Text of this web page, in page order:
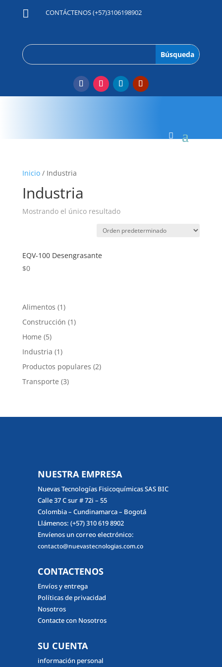
 CONTÁCTENOS (+57)3106198902
Inicio/ Industria
Industria
Mostrando el único resultado
EQV-100 Desengrasante
$0
Alimentos 11
producto
Construcción 11
Home 55
productos
Industria 11
producto
Productos populares 22
Transporte 33
NUESTRA EMPRESA
Nuevas Tecnologías Fisicoquímicas SAS BIC
Calle 37 C sur # 72i – 55
Colombia – Cundinamarca – Bogotá
Llámenos: (+57) 310 619 8902
Envíenos un correo electrónico:
contacto@nuevastecnologias.com.co
CONTACTENOS
Envíos y entrega
Políticas de privacidad
Nosotros
Contacte con Nosotros
SU CUENTA
información personal